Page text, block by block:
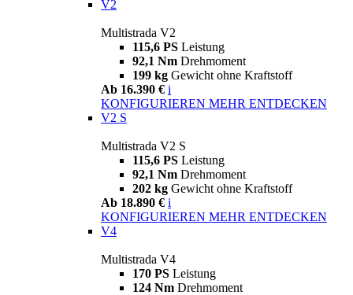
V2
Multistrada V2
115,6 PS Leistung
92,1 Nm Drehmoment
199 kg Gewicht ohne Kraftstoff
Ab 16.390 € i
KONFIGURIEREN MEHR ENTDECKEN
V2 S
Multistrada V2 S
115,6 PS Leistung
92,1 Nm Drehmoment
202 kg Gewicht ohne Kraftstoff
Ab 18.890 € i
KONFIGURIEREN MEHR ENTDECKEN
V4
Multistrada V4
170 PS Leistung
124 Nm Drehmoment